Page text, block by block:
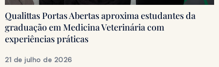
Qualittas Portas Abertas aproxima estudantes da
graduação em Medicina Veterinária com
experiências práticas
21 de julho de 2026